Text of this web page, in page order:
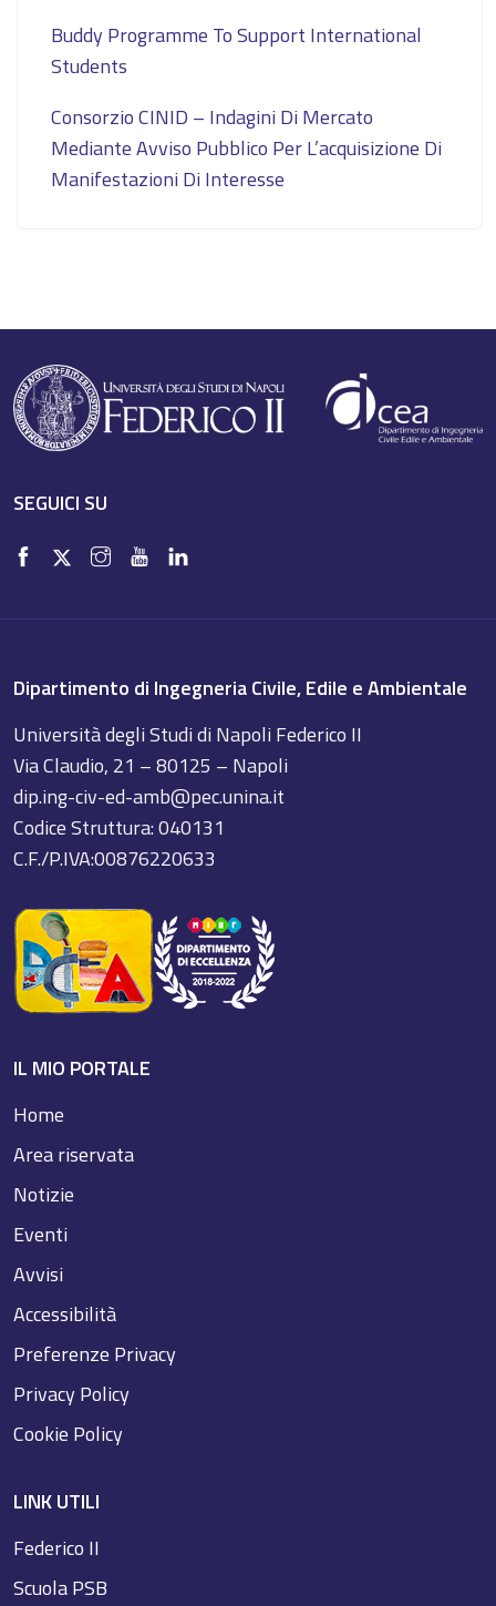
Buddy Programme To Support International
Students
Consorzio CINID – Indagini Di Mercato
Mediante Avviso Pubblico Per L’acquisizione Di
Manifestazioni Di Interesse
SEGUICI SU
Dipartimento di Ingegneria Civile, Edile e Ambientale
Università degli Studi di Napoli Federico II
Via Claudio, 21 – 80125 – Napoli
dip.ing-civ-ed-amb@pec.unina.it
Codice Struttura: 040131
C.F./P.IVA:00876220633
IL MIO PORTALE
Home
Area riservata
Notizie
Eventi
Avvisi
Accessibilità
Preferenze Privacy
Privacy Policy
Cookie Policy
LINK UTILI
Federico II
Scuola PSB